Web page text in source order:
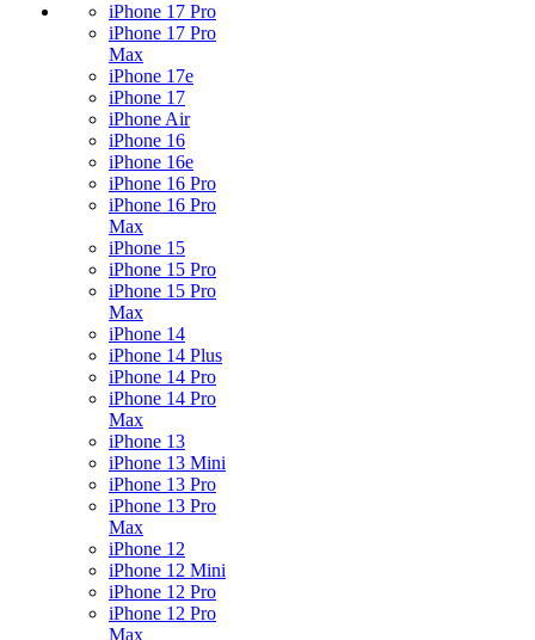
iPhone 17 Pro
iPhone 17 Pro
Max
iPhone 17e
iPhone 17
iPhone Air
iPhone 16
iPhone 16e
iPhone 16 Pro
iPhone 16 Pro
Max
iPhone 15
iPhone 15 Pro
iPhone 15 Pro
Max
iPhone 14
iPhone 14 Plus
iPhone 14 Pro
iPhone 14 Pro
Max
iPhone 13
iPhone 13 Mini
iPhone 13 Pro
iPhone 13 Pro
Max
iPhone 12
iPhone 12 Mini
iPhone 12 Pro
iPhone 12 Pro
Max